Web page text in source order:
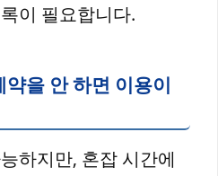
이 필요합니다.
을 안 하면 이용이
하지만, 혼잡 시간에